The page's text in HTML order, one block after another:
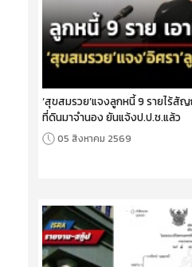
‘สุขสมรวย’แจงลูกหนี้ 9 รายไร้สัญ
ที่ดินมาจำนอง ยันแจ้งป.ป.ช.แล้ว
05 สิงหาคม 2569